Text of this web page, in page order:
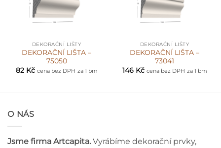
DEKORAČNÍ LIŠTY
DEKORAČNÍ LIŠTA –
75050
82 Kč cena bez DPH za 1 bm
DEKORAČNÍ LIŠTY
DEKORAČNÍ LIŠTA –
73041
146 Kč cena bez DPH za 1 bm
O NÁS
Jsme firma Artcapita. Vyrábíme dekorační prvky,